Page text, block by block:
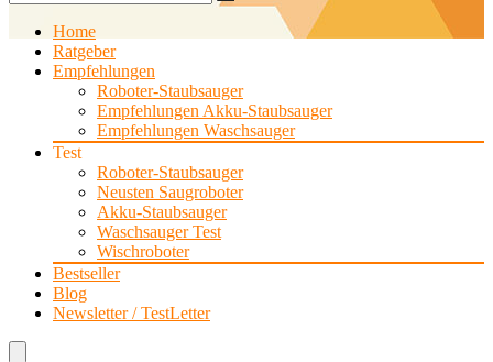
Home
Ratgeber
Empfehlungen
Roboter-Staubsauger
Empfehlungen Akku-Staubsauger
Empfehlungen Waschsauger
Test
Roboter-Staubsauger
Neusten Saugroboter
Akku-Staubsauger
Waschsauger Test
Wischroboter
Bestseller
Blog
Newsletter / TestLetter